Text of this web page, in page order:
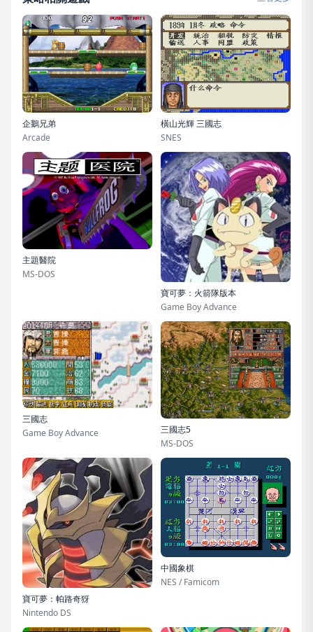
企鵝兄弟
Arcade
橫山光輝 三國志
SNES
主題醫院
MS-DOS
寶可夢：火箭隊版本
Game Boy Advance
三國志
Game Boy Advance
三國志5
MS-DOS
寶可夢：帕路奇犽
Nintendo DS
中國象棋
NES / Famicom